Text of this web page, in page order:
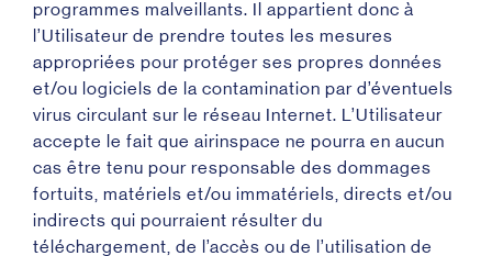
programmes malveillants. Il appartient donc à
l’Utilisateur de prendre toutes les mesures
appropriées pour protéger ses propres données
et/ou logiciels de la contamination par d’éventuels
virus circulant sur le réseau Internet. L’Utilisateur
accepte le fait que airinspace ne pourra en aucun
cas être tenu pour responsable des dommages
fortuits, matériels et/ou immatériels, directs et/ou
indirects qui pourraient résulter du
téléchargement, de l’accès ou de l’utilisation de